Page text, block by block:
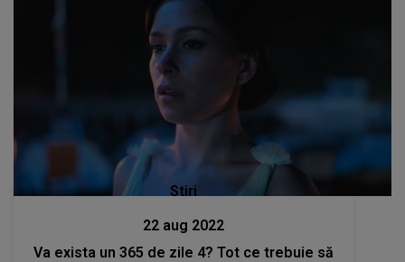
Stiri
22 aug 2022
Va exista un 365 de zile 4? Tot ce trebuie să